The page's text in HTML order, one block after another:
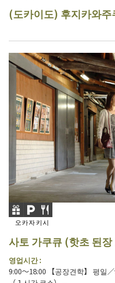
(도카이도) 후지카와주
오카자키시
사토 가쿠큐 (핫초 된
영업시간 :
9:00～18:00 【공장견학】 평일